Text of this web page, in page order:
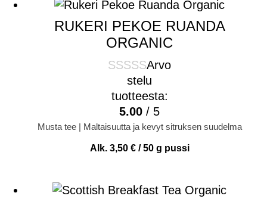
RUKERI PEKOE RUANDA
ORGANIC
Arvo
stelu
tuotteesta:
5.00 / 5
Musta tee | Maltaisuutta ja kevyt sitruksen suudelma
Alk. 3,50 €/ 50 g pussi